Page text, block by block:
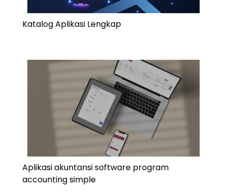
Katalog Aplikasi Lengkap
Aplikasi akuntansi software program
accounting simple